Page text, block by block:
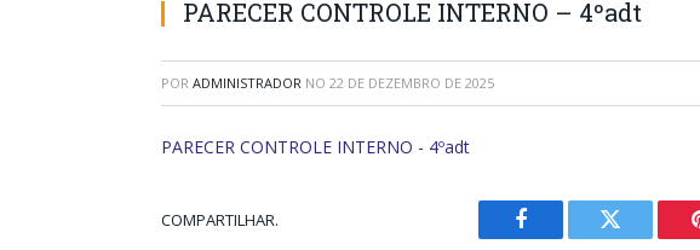
PARECER CONTROLE INTERNO – 4ºadt
POR ADMINISTRADOR NO 22 DE DEZEMBRO DE 2025
PARECER CONTROLE INTERNO - 4ºadt
COMPARTILHAR.
Facebook Twitter